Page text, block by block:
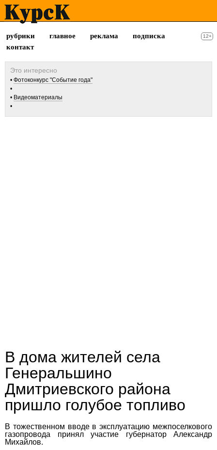
рубрики главное реклама
подписка
контакт
12+
Фотоконкурс "Событие года"
Видеоматериалы
В дома жителей села
Генеральшино
Дмитриевского района
пришло голубое топливо
В тожественном вводе в эксплуатацию межпоселкового
газопровода принял участие губернатор Александр
Михайлов.